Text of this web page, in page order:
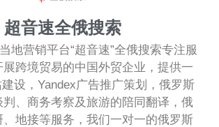
超音速全俄搜索
地营销平台“超音速”全俄搜索专注服
跨境贸易的中国外贸企业，提供一
设，Yandex广告推广策划，俄罗斯
判、商务考察及旅游的陪同翻译，俄
、地接等服务，我们一对一的俄罗斯